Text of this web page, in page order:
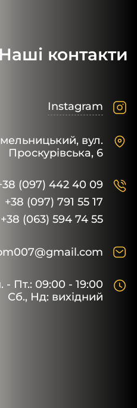
Наші контакти
Instagram
вул.
Проскурівська, 6
(097) 442 40 09
+38 (097) 791 55 17
+38 (063) 594 74 55
- Пт.: 09:00 - 19:00
Сб., Нд: вихідний